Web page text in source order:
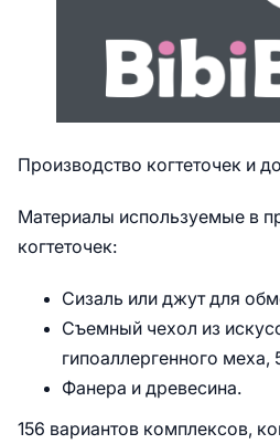
Производство когтеточек и
Материалы используемые в
когтеточек:
Сизаль или джут для
Съемный чехол из
гипоаллергенного меха,
Фанера и древесина.
156 вариантов комплексов,